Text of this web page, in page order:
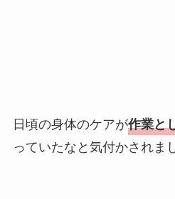
日頃の身体のケアが作業と
っていたなと気付かされま